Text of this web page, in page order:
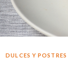
DULCES Y POSTRES